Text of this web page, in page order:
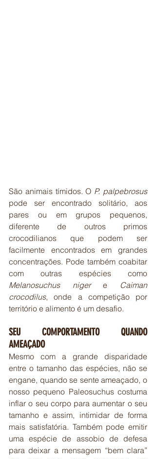
São animais tímidos. O P. palpebrosus
pode ser encontrado solitário, aos
pares ou em grupos pequenos,
diferente de outros primos
crocodilianos que podem ser
facilmente encontrados em grandes
concentrações. Pode também coabitar
Melanosuchus niger e Caiman
crocodilus, onde a competição por
território e alimento é um desafio.
SEU COMPORTAMENTO QUANDO
AMEAÇADO
Mesmo com a grande disparidade
entre o tamanho das espécies, não se
engane, quando se sente ameaçado, o
nosso pequeno Paleosuchus costuma
inflar o seu corpo para aumentar o seu
tamanho e assim, intimidar de forma
mais satisfatória. Também pode emitir
uma espécie de assobio de defesa
para deixar a mensagem “bem clara”